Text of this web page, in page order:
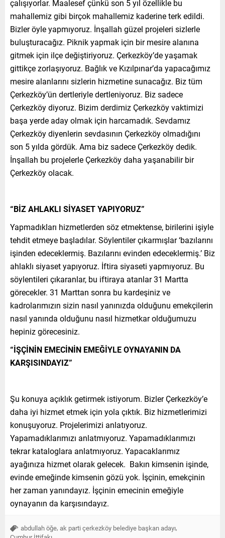
çalışıyorlar. Maalesef çünkü son 5 yıl özellikle bu
mahallemiz gibi birçok mahallemiz kaderine terk edildi.
Bizler öyle yapmıyoruz. İnşallah güzel projeleri sizlerle
buluşturacağız. Piknik yapmak için bir mesire alanına
gitmek için ilçe değiştiriyoruz. Çerkezköy’de yaşamak
gittikçe zorlaşıyoruz. Bağlık ve Kızılpınar’da yapacağımız
mesire alanlarını sizlerin hizmetine sunacağız. Biz tüm
Çerkezköy’ün dertleriyle dertleniyoruz. Biz sadece
Çerkezköy diyoruz. Bizim derdimiz Çerkezköy vaktimizi
başa yerde aday olmak için harcamadık. Sevdamız
Çerkezköy diyenlerin sevdasının Çerkezköy olmadığını
son 5 yılda gördük. Ama biz sadece Çerkezköy dedik.
İnşallah bu projelerle Çerkezköy daha yaşanabilir bir
Çerkezköy olacak.
“BİZ AHLAKLI SİYASET YAPIYORUZ”
Yapmadıkları hizmetlerden söz etmektense, birilerini işiyle
tehdit etmeye başladılar. Söylentiler çıkarmışlar ‘bazılarını
işinden edeceklermiş. Bazılarını evinden edeceklermiş.’ Biz
ahlaklı siyaset yapıyoruz. İftira siyaseti yapmıyoruz. Bu
söylentileri çıkaranlar, bu iftiraya atanlar 31 Martta
görecekler. 31 Marttan sonra bu kardeşiniz ve
kadrolarımızın sizin nasıl yanınızda olduğunu emekçilerin
nasıl yanında olduğunu nasıl hizmetkar olduğumuzu
hepiniz görecesiniz.
“İŞÇİNİN EMECİNİN EMEĞİYLE OYNAYANIN DA
KARŞISINDAYIZ”
Şu konuya açıklık getirmek istiyorum. Bizler Çerkezköy’e
daha iyi hizmet etmek için yola çıktık. Biz hizmetlerimizi
konuşuyoruz. Projelerimizi anlatıyoruz.
Yapamadıklarımızı anlatmıyoruz. Yapamadıklarımızı
tekrar kataloglara anlatmıyoruz. Yapacaklarımız
ayağınıza hizmet olarak gelecek. Bakın kimsenin işinde,
evinde emeğinde kimsenin gözü yok. İşçinin, emekçinin
her zaman yanındayız. İşçinin emecinin emeğiyle
oynayanın da karşısındayız.
abdullah öğe, ak parti çerkezköy belediye başkan adayı,